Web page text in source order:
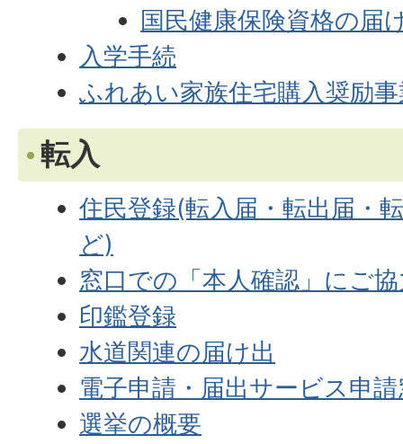
国民健康保険資格の届
入学手続
ふれあい家族住宅購入奨励
転入
住民登録(転入届・転出届・
ど)
窓口での「本人確認」にご
印鑑登録
水道関連の届け出
電子申請・届出サービス申
選挙の概要